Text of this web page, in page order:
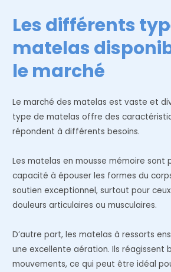
Les différents
matelas
le marché
Le marché des matelas est vaste et
type de matelas offre des
répondent à différents besoins.
Les matelas en mousse mémoire sont
capacité à épouser les formes du
soutien exceptionnel, surtout pour
douleurs articulaires ou musculaires.
D’autre part, les matelas à ressorts
une excellente aération. Ils réagissent
mouvements, ce qui peut être idéal